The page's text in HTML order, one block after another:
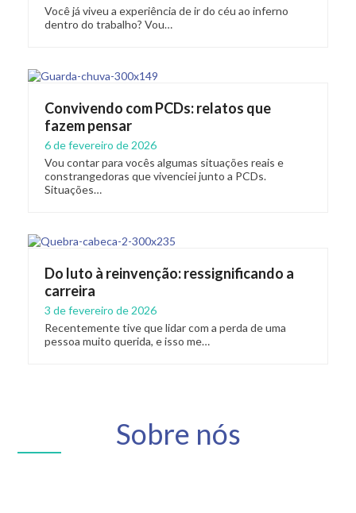
Você já viveu a experiência de ir do céu ao inferno
dentro do trabalho? Vou…
Convivendo com PCDs: relatos que
fazem pensar
6 de fevereiro de 2026
Vou contar para vocês algumas situações reais e
constrangedoras que vivenciei junto a PCDs.
Situações…
Do luto à reinvenção: ressignificando a
carreira
3 de fevereiro de 2026
Recentemente tive que lidar com a perda de uma
pessoa muito querida, e isso me…
Sobre nós